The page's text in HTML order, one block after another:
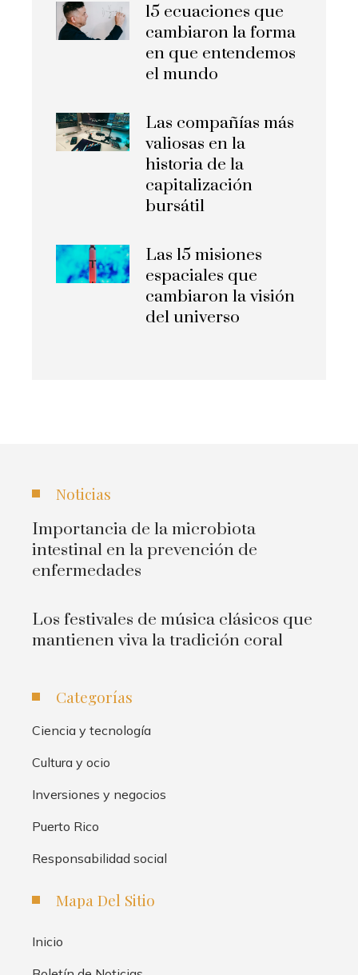
15 ecuaciones que
cambiaron la forma
en que entendemos
el mundo
Las compañías más
valiosas en la
historia de la
capitalización
bursátil
Las 15 misiones
espaciales que
cambiaron la visión
del universo
Noticias
Importancia de la microbiota
intestinal en la prevención de
enfermedades
Los festivales de música clásicos que
mantienen viva la tradición coral
Categorías
Ciencia y tecnología
Cultura y ocio
Inversiones y negocios
Puerto Rico
Responsabilidad social
Mapa Del Sitio
Inicio